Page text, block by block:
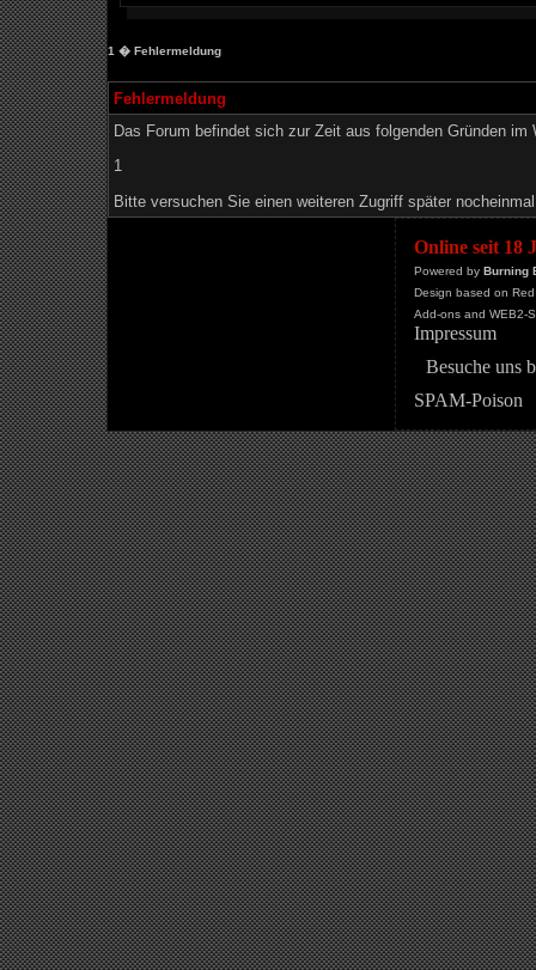
1 � Fehlermeldung
Fehlermeldung
Das Forum befindet sich zur Zeit aus folgenden Gründen im
1
Bitte versuchen Sie einen weiteren Zugriff später
Online seit 18
Powered by Burning
Design based on
Add-ons and WEB2-
Impressum
Besuche uns
SPAM-Poison